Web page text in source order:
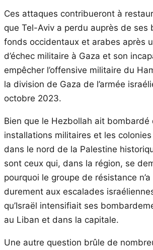
Ces attaques contribueront à
que Tel-Aviv a perdu auprès de ses
fonds occidentaux et arabes après
d’échec militaire à Gaza et son
empêcher l’offensive militaire du
la division de Gaza de l’armée
octobre 2023.
Bien que le Hezbollah ait bombardé
installations militaires et les
dans le nord de la Palestine
sont ceux qui, dans la région, se
pourquoi le groupe de résistance
durement aux escalades
qu’Israël intensifiait ses
au Liban et dans la capitale.
Une autre question brûle de